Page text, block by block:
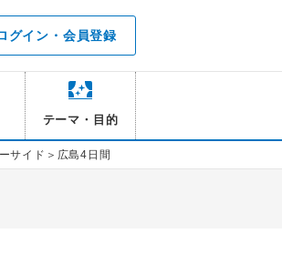
グイン・会員登録
テーマ・目的
サイド＞広島4日間